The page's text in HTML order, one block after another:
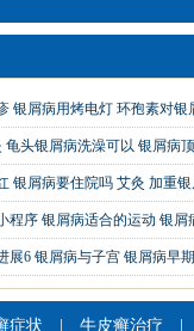
银屑病用烤电灯 环孢素对银
龟头银屑病洗澡可以 银屑病
银屑病要住院吗 艾灸 加重
程序 银屑病适合的运动 银屑
展6 银屑病与子宫 银屑病早
症状 牛皮癣治疗